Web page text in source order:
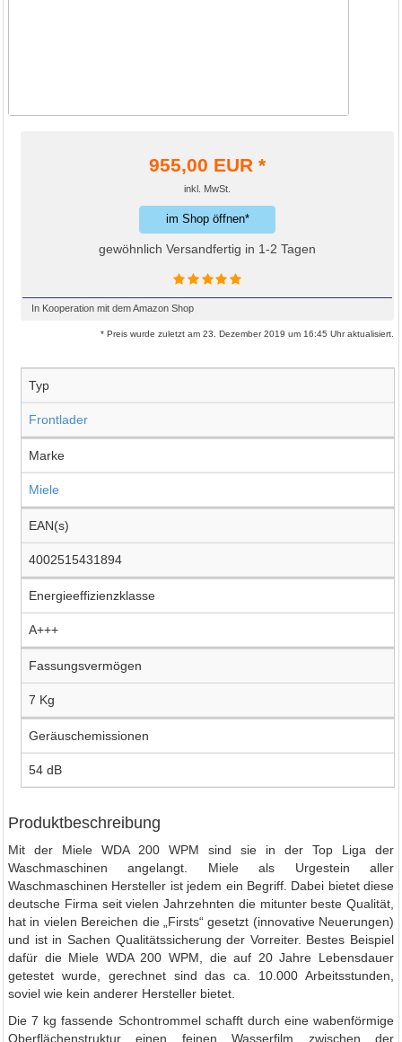
955,00 EUR *
inkl. MwSt.
im Shop öffnen*
gewöhnlich Versandfertig in 1-2 Tagen
In Kooperation mit dem Amazon Shop
* Preis wurde zuletzt am 23. Dezember 2019 um 16:45 Uhr aktualisiert.
Typ
Frontlader
Marke
Miele
EAN(s)
4002515431894
Energieeffizienzklasse
A+++
Fassungsvermögen
7 Kg
Geräuschemissionen
54 dB
Produktbeschreibung
Mit der Miele WDA 200 WPM sind sie in der Top Liga der
Waschmaschinen angelangt. Miele als Urgestein aller
Waschmaschinen Hersteller ist jedem ein Begriff. Dabei bietet diese
deutsche Firma seit vielen Jahrzehnten die mitunter beste Qualität,
hat in vielen Bereichen die „Firsts“ gesetzt (innovative Neuerungen)
und ist in Sachen Qualitätssicherung der Vorreiter. Bestes Beispiel
dafür die Miele WDA 200 WPM, die auf 20 Jahre Lebensdauer
getestet wurde, gerechnet sind das ca. 10.000 Arbeitsstunden,
soviel wie kein anderer Hersteller bietet.
Die 7 kg fassende Schontrommel schafft durch eine wabenförmige
Oberflächenstruktur einen feinen Wasserfilm zwischen der